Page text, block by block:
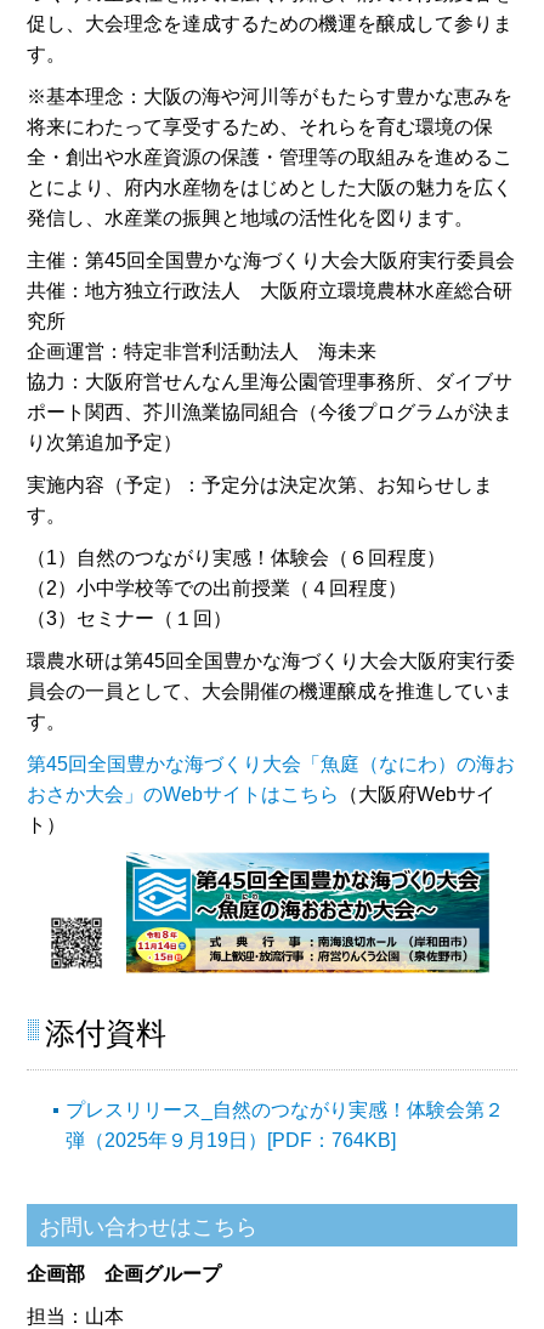
促し、大会理念を達成するための機運を醸成して参りま
す。
※基本理念：大阪の海や河川等がもたらす豊かな恵みを
将来にわたって享受するため、それらを育む環境の保
全・創出や水産資源の保護・管理等の取組みを進めるこ
とにより、府内水産物をはじめとした大阪の魅力を広く
発信し、水産業の振興と地域の活性化を図ります。
主催：第45回全国豊かな海づくり大会大阪府実行委員会
共催：地方独立行政法人 大阪府立環境農林水産総合研
究所
企画運営：特定非営利活動法人 海未来
協力：大阪府営せんなん里海公園管理事務所、ダイブサ
ポート関西、芥川漁業協同組合（今後プログラムが決ま
り次第追加予定）
実施内容（予定）：予定分は決定次第、お知らせしま
す。
（1）自然のつながり実感！体験会（６回程度）
（2）小中学校等での出前授業（４回程度）
（3）セミナー（１回）
環農水研は第45回全国豊かな海づくり大会大阪府実行委
員会の一員として、大会開催の機運醸成を推進していま
す。
第45回全国豊かな海づくり大会「魚庭（なにわ）の海お
おさか大会」のWebサイトはこちら
（大阪府Webサイ
ト）
添付資料
プレスリリース_自然のつながり実感！体験会第２
弾（2025年９月19日）[PDF：764KB]
企画部 企画グループ
担当：山本